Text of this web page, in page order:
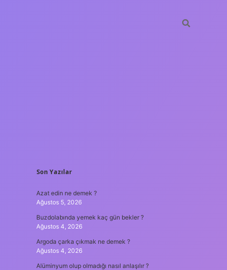
SIDEBAR
Son Yazılar
Azat edin ne demek ?
Ağustos 5, 2026
Buzdolabında yemek kaç gün bekler ?
Ağustos 4, 2026
Argoda çarka çıkmak ne demek ?
Ağustos 4, 2026
Alüminyum olup olmadığı nasıl anlaşılır ?